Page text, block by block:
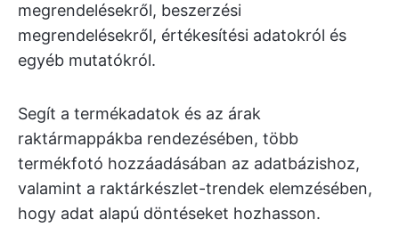
megrendelésekről, beszerzési
megrendelésekről, értékesítési adatokról és
egyéb mutatókról.
Segít a termékadatok és az árak
raktármappákba rendezésében, több
termékfotó hozzáadásában az adatbázishoz,
valamint a raktárkészlet-trendek elemzésében,
hogy adat alapú döntéseket hozhasson.